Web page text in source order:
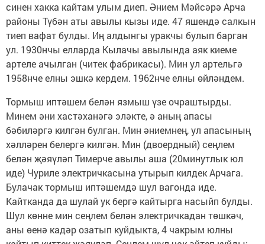
синен хакка кайтам улым диеп. Әнием Мәйсәрә Арча
районы Түбән аты авылы кызы иде. 47 яшендә салкын
тиеп вафат булды. Иң алдынгы уракчы булып барган
ул. 1930нчы елларда Кылачы авылында аяк киеме
артеле ачылган (читек фабрикасы). Мин ул артельгә
1958нче елны эшкә кердем. 1962нче елны өйләндем.
Тормыш иптәшем белән язмыш үзе очраштырды.
Минем әни хастәханәгә эләкте, ә аның апасы
бәбиләргә килгән булган. Мин әниемнең, ул апасының
хәлләрен белергә килгән. Мин (двоердный) сеңлем
белән җәяүләп Тимерче авылы аша (20минутлык юл
иде) Чуриле электричкасына утырып килдек Арчага.
Булачак тормыш иптәшемдә шул вагонда иде.
Кайтканда да шулай ук бергә кайтырга насыйп булды.
Шул көнне мин сеңлем белән электричкадан төшкәч,
аны өенә кадәр озатып куйдыкта, 4 чакрым юлны